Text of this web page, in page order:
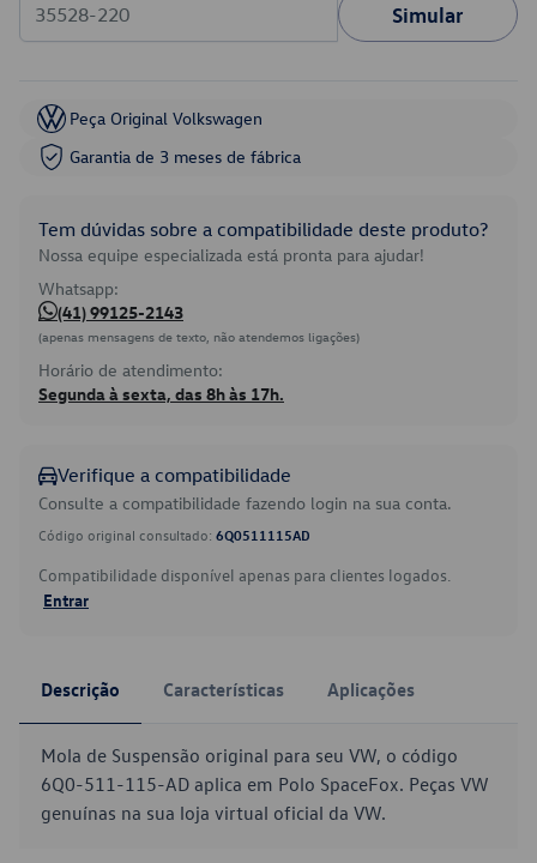
Simular
Peça Original Volkswagen
Garantia de 3 meses de fábrica
Tem dúvidas sobre a compatibilidade deste produto?
Nossa equipe especializada está pronta para ajudar!
Whatsapp:
(41) 99125-2143
(apenas mensagens de texto, não atendemos ligações)
Horário de atendimento:
Segunda à sexta, das 8h às 17h.
Verifique a compatibilidade
Consulte a compatibilidade fazendo login na sua conta.
Código original consultado: 6Q0511115AD
Compatibilidade disponível apenas para clientes logados.
Entrar
Descrição Características Aplicações
Mola de Suspensão original para seu VW, o código
6Q0-511-115-AD aplica em Polo SpaceFox. Peças VW
genuínas na sua loja virtual oficial da VW.